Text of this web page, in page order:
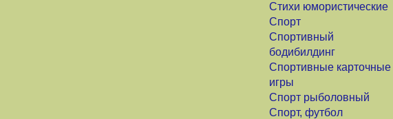
Стихи юмористические
Спорт
Спортивный
бодибилдинг
Спортивные карточные
игры
Спорт рыболовный
Спорт, футбол